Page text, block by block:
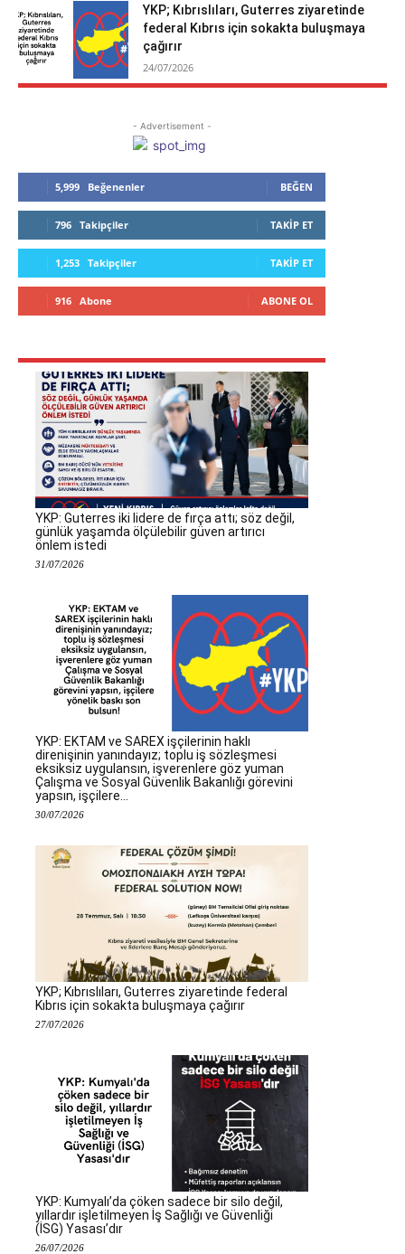
YKP; Kıbrıslıları, Guterres ziyaretinde
federal Kıbrıs için sokakta buluşmaya
çağırır
24/07/2026
- Advertisement -
5,999 Beğenenler BEĞEN
796 Takipçiler TAKIP ET
1,253 Takipçiler TAKIP ET
916 Abone ABONE OL
YKP: Guterres iki lidere de fırça attı; söz değil,
günlük yaşamda ölçülebilir güven artırıcı
önlem istedi
31/07/2026
YKP: EKTAM ve SAREX işçilerinin haklı
direnişinin yanındayız; toplu iş sözleşmesi
eksiksiz uygulansın, işverenlere göz yuman
Çalışma ve Sosyal Güvenlik Bakanlığı görevini
yapsın, işçilere...
30/07/2026
YKP; Kıbrıslıları, Guterres ziyaretinde federal
Kıbrıs için sokakta buluşmaya çağırır
27/07/2026
YKP: Kumyalı’da çöken sadece bir silo değil,
yıllardır işletilmeyen İş Sağlığı ve Güvenliği
(İSG) Yasası’dır
26/07/2026